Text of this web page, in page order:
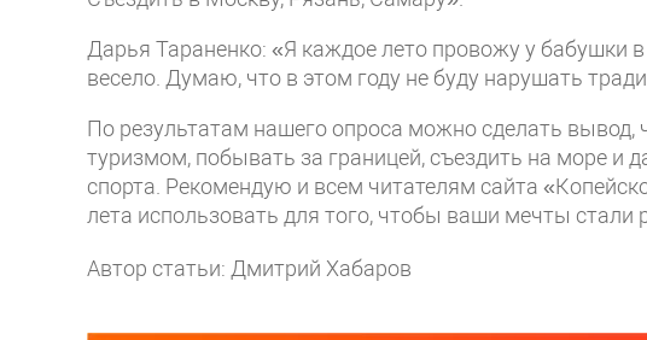
Дарья Тараненко: «Я каждое лето провожу у бабушки
весело. Думаю, что в этом году не буду нарушать
По результатам нашего опроса можно сделать вывод,
туризмом, побывать за границей, съездить на море и
спорта. Рекомендую и всем читателям сайта
лета использовать для того, чтобы ваши мечты стали
Автор статьи: Дмитрий Хабаров